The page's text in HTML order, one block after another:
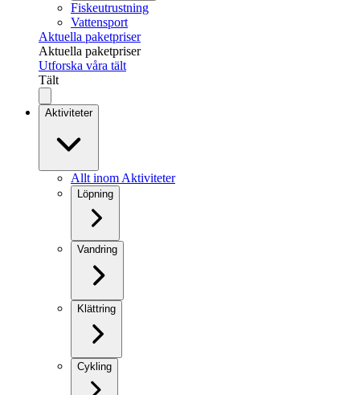
Fiskeutrustning
Vattensport
Aktuella paketpriser
Aktuella paketpriser
Utforska våra tält
Tält
Aktiviteter
Allt inom Aktiviteter
Löpning
Vandring
Klättring
Cykling